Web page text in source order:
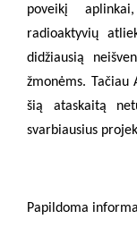
poveikį
radioaktyvių
didžiausią
žmonėms.
šią ataskaitą
svarbiausius
Papildoma